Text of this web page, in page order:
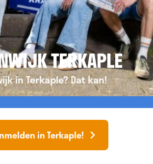
TERKAPLE
in Terkaple? Dat kan!
in Terkaple!